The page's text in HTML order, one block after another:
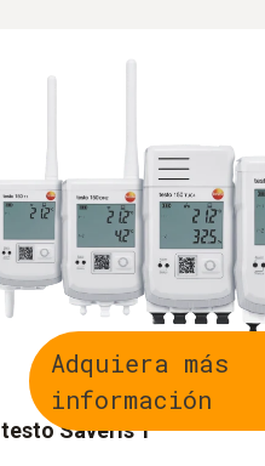
Adquiera más
información
testo Saveris 1